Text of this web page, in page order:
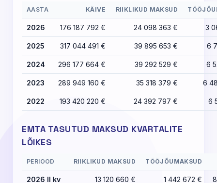
AASTA KÄIVE RIIKLIKUD MAKSUD
2026 176 187 792 € 24 098 363 € 3
2025 317 044 491 € 39 895 653 € 6
2024 296 177 664 € 39 292 529 € 6
2023 289 949 160 € 35 318 379 € 6
2022 193 420 220 € 24 392 797 € 6
EMTA TASUTUD MAKSUD KVARTALITE
LÕIKES
PERIOOD RIIKLIKUD MAKSUD TÖÖJÕUMAKSUD
2026 II kv 13 120 660 € 1 442 672 €